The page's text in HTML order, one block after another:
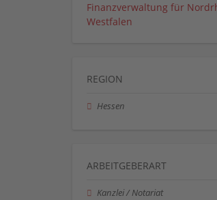
Finanzverwaltung für
Westfalen
REGION
Hessen
ARBEITGEBERART
Kanzlei / Notariat